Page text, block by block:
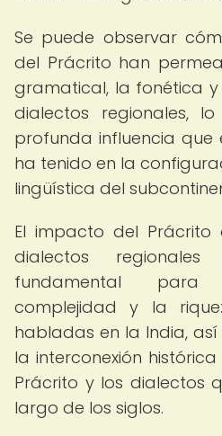
Se puede observar
del Prácrito han
gramatical, la fonética y
dialectos regionales,
profunda influencia
ha tenido en la
lingüística del
El impacto del
dialectos
fundamental
complejidad y la
habladas en la India,
la interconexión
Prácrito y los dialectos
largo de los siglos.